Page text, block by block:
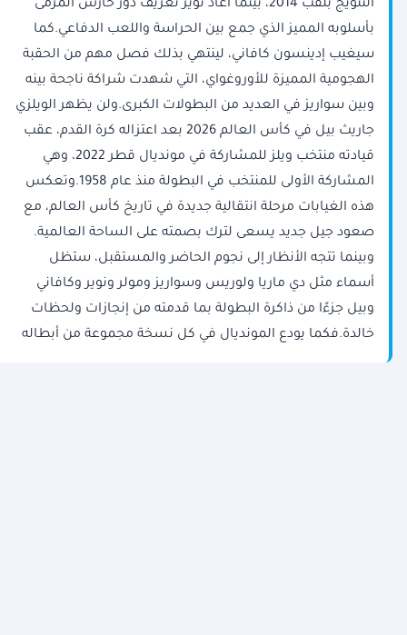
التتويج بلقب 2014، بينما أعاد نوير تعريف دور حارس المرمى
بأسلوبه المميز الذي جمع بين الحراسة واللعب الدفاعي.كما
سيغيب إدينسون كافاني، لينتهي بذلك فصل مهم من الحقبة
الهجومية المميزة للأوروغواي، التي شهدت شراكة ناجحة بينه
وبين سواريز في العديد من البطولات الكبرى.ولن يظهر الويلزي
جاريث بيل في كأس العالم 2026 بعد اعتزاله كرة القدم، عقب
قيادته منتخب ويلز للمشاركة في مونديال قطر 2022، وهي
المشاركة الأولى للمنتخب في البطولة منذ عام 1958.وتعكس
هذه الغيابات مرحلة انتقالية جديدة في تاريخ كأس العالم، مع
صعود جيل جديد يسعى لترك بصمته على الساحة العالمية.
وبينما تتجه الأنظار إلى نجوم الحاضر والمستقبل، ستظل
أسماء مثل دي ماريا ولوريس وسواريز ومولر ونوير وكافاني
وبيل جزءًا من ذاكرة البطولة بما قدمته من إنجازات ولحظات
خالدة.فكما يودع المونديال في كل نسخة مجموعة من أبطاله